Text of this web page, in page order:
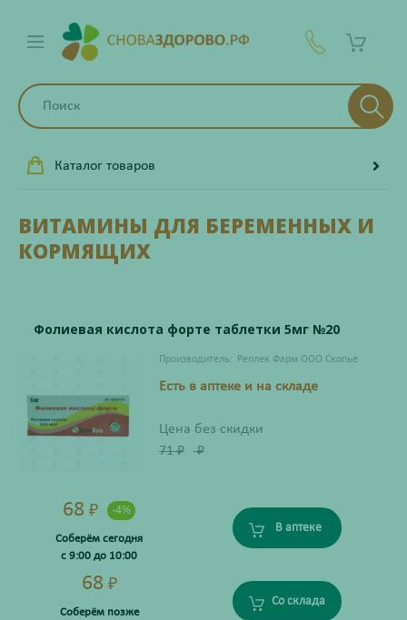
Каталог товаров
ВИТАМИНЫ ДЛЯ БЕРЕМЕННЫХ И
КОРМЯЩИХ
Фолиевая кислота форте таблетки 5мг №20
Производитель: Реплек Фарм ООО Скопье
Есть в аптеке и на складе
Цена без скидки
71₽ ₽
68 ₽ -4%
Соберём сегодня
с 9:00 до 10:00
В аптеке
68 ₽
Соберём позже
Со склада